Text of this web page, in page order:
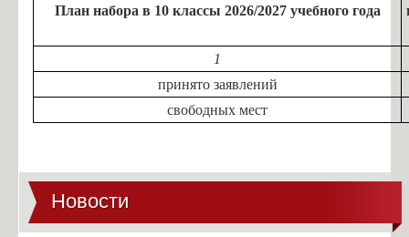
План набора в 10 классы 2026/2027 учебного года
1
принято заявлений
свободных мест
Новости